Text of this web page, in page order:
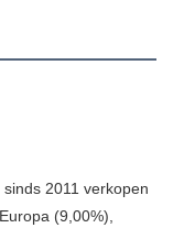
2011 verkopen
(9,00%),